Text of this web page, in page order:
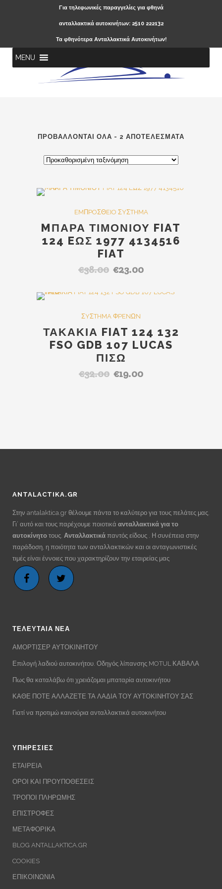
Για τηλεφωνικές παραγγελίες για φθηνά
ανταλλακτικά αυτοκινήτων: 2510 222132
Τα φθηνότερα Ανταλλακτικά Αυτοκινήτων!
MENU
ΠΡΟΒΆΛΛΟΝΤΑΙ ΌΛΑ - 2 ΑΠΟΤΕΛΈΣΜΑΤΑ
EMΠPOΣΘEIO ΣYΣTHMA
MΠΑΡΑ ΤΙΜΟΝΙΟΥ FIAT
124 EΩΣ 1977 4134516
FIAT
€38.00 Original
was:
€23.00Η
τιμή
ΣYΣTHMA ΦPENΩN
ΤΑΚΑΚΙΑ FIAT 124 132
FSO GDB 107 LUCAS
ΠΙΣΩ
€32.00 Original
€19.00Η
ANTALACTIKA.GR
Στην antalaktica.gr θέλουμε πάντα το καλύτερο για τους πελάτες μας.
Γι’ αυτό και τους παρέχουμε ποιοτικά ανταλλακτικά για το
αυτοκίνητο τους. Ανταλλακτικά παντός είδους . Η συνέπεια στην
παράδοση, η ποιότητα των ανταλλακτικών και οι ανταγωνιστικές
τιμές είναι έννοιες που χαρακτηρίζουν την εταιρείας μας
ΤΕΛΕΥΤΑΙΑ ΝΕΑ
ΑΜΟΡΤΙΣΕΡ ΑΥΤΟΚΙΝΗΤΟΥ
Επιλογή λαδιού αυτοκινήτου. Οδηγός λίπανσης MOTUL ΚΑΒΑΛΑ
Πως θα καταλάβω ότι χρειάζομαι μπαταρία αυτοκινήτου
ΚΑΘΕ ΠΟΤΕ ΑΛΛΑΖΕΤΕ ΤΑ ΛΑΔΙΑ ΤΟΥ ΑΥΤΟΚΙΝΗΤΟΥ ΣΑΣ
Γιατί να προτιμώ καινούρια ανταλλακτικά αυτοκινήτου
ΥΠΗΡΕΣΙΕΣ
ΕΤΑΙΡΕΙΑ
ΟΡΟΙ ΚΑΙ ΠΡΟΥΠΟΘΕΣΕΙΣ
ΤΡΟΠΟΙ ΠΛΗΡΩΜΗΣ
ΕΠΙΣΤΡΟΦΕΣ
ΜΕΤΑΦΟΡΙΚΑ
BLOG ANTALLAKTICA.GR
COOKIES
ΕΠΙΚΟΙΝΩΝΙΑ